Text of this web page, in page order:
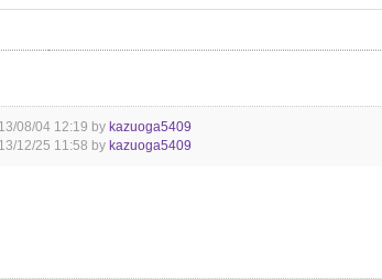
08/04 12:19 by kazuoga5409
12/25 11:58 by kazuoga5409